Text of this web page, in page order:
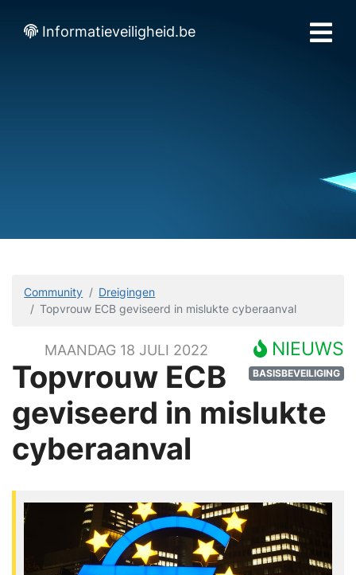
Informatieveiligheid.be
Community
Dreigingen
Topvrouw ECB geviseerd in mislukte cyberaanval
NIEUWS
BASISBEVEILIGING
MAANDAG 18 JULI 2022
Topvrouw ECB
geviseerd in mislukte
cyberaanval